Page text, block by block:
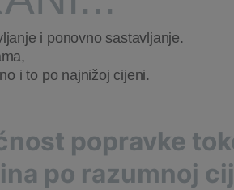
i ponovno sastavljanje.
i to po najnižoj cijeni.
popravke
po razumnoj